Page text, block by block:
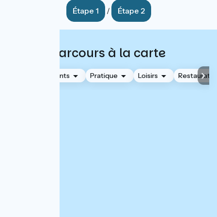
Étape 1 / Étape 2
Parcours à la carte
Hébergements Pratique Loisirs